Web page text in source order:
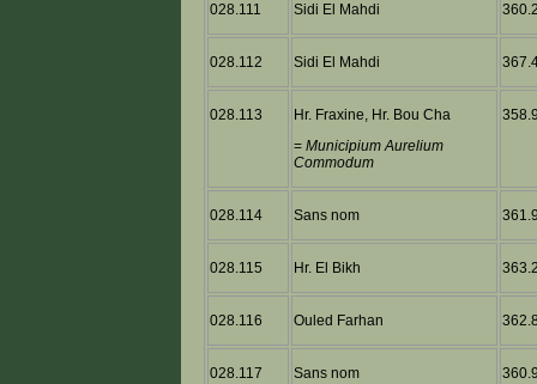
028.111 Sidi El Mahdi
028.112 Sidi El Mahdi
028.113
Hr. Fraxine, Hr. Bou Cha
=Municipium Aurelium
Commodum
028.114 Sans nom
028.115 Hr. El Bikh
028.116 Ouled Farhan
028.117 Sans nom